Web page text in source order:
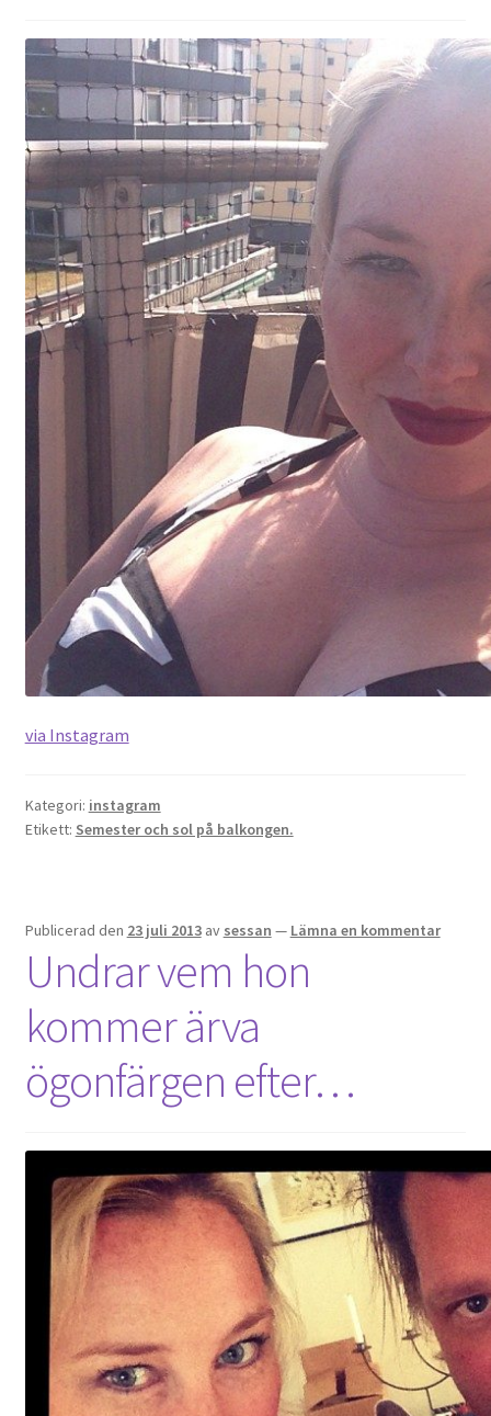
via Instagram
Kategori: instagram
Etikett: Semester och sol på balkongen.
Publicerad den 23 juli 2013 av sessan — Lämna en kommentar
Undrar vem hon
kommer ärva
ögonfärgen efter…